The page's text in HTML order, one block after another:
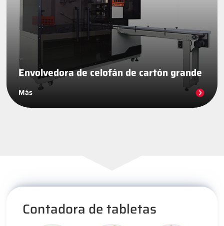
Envolvedora de celofán de cartón grande
Más
Contadora de tabletas